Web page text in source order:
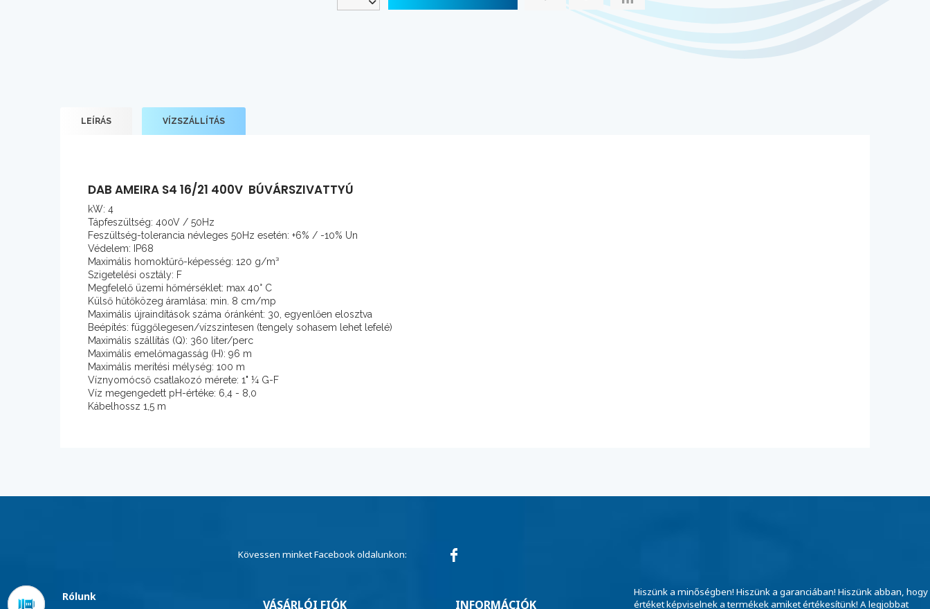
LEÍRÁS VÍZSZÁLLÍTÁS
DAB AMEIRA S4 16/21 400V BÚVÁRSZIVATTYÚ
kW: 4
Tápfeszültség: 400V / 50Hz
Feszültség-tolerancia névleges 50Hz esetén: +6% / -10% Un
Védelem: IP68
Maximális homoktűrő-képesség: 120 g/m³
Szigetelési osztály: F
Megfelelő üzemi hőmérséklet: max 40° C
Külső hűtőközeg áramlása: min. 8 cm/mp
Maximális újraindítások száma óránként: 30, egyenlően elosztva
Beépítés: függőlegesen/vízszintesen (tengely sohasem lehet lefelé)
Maximális szállítás (Q): 360 liter/perc
Maximális emelőmagasság (H): 96 m
Maximális merítési mélység: 100 m
Víznyomócső csatlakozó mérete: 1" ¼ G-F
Víz megengedett pH-értéke: 6,4 - 8,0
Kábelhossz 1,5 m
Kövessen minket Facebook oldalunkon:
Rólunk
VÁSÁRLÓI FIÓK INFORMÁCIÓK
Hiszünk a minőségben! Hiszünk a garanciában! Hiszünk abban, hogy
értéket képviselnek a termékek amiket értékesítünk! A legjobbat